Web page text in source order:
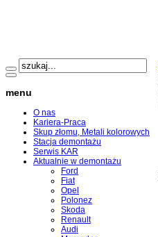
menu
O nas
Kariera-Praca
Skup złomu, Metali kolorowych
Stacja demontażu
Serwis KAR
Aktualnie w demontażu
Ford
Fiat
Opel
Polonez
Skoda
Renault
Audi